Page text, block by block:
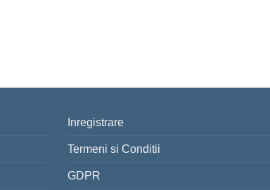
Inregistrare
Termeni si Conditii
GDPR